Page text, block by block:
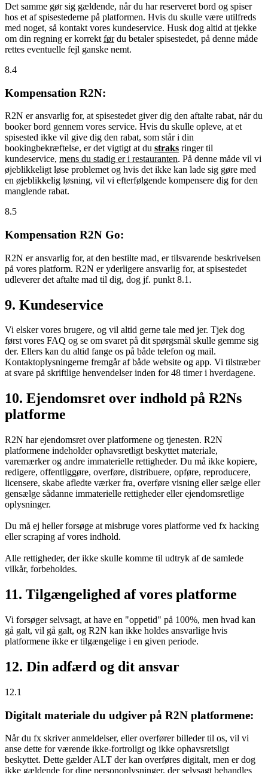
Det samme gør sig gældende, når du har reserveret bord og spiser
hos et af spisestederne på platformen. Hvis du skulle være utilfreds
med noget, så kontakt vores kundeservice. Husk dog altid at tjekke
om din regning er korrekt førdu betaler spisestedet, på denne måde
rettes eventuelle fejl ganske nemt.
8.4
Kompensation R2N:
R2N er ansvarlig for, at spisestedet giver dig den aftalte rabat, når du
booker bord gennem vores service. Hvis du skulle opleve, at et
spisested ikke vil give dig den rabat, som står i din
bookingbekræftelse, er det vigtigt at du straks ringer til
kundeservice, mens du stadig er i restauranten. På denne måde vil vi
øjeblikkeligt løse problemet og hvis det ikke kan lade sig gøre med
en øjeblikkelig løsning, vil vi efterfølgende kompensere dig for den
manglende rabat.
8.5
Kompensation R2N Go:
R2N er ansvarlig for, at den bestilte mad, er tilsvarende beskrivelsen
på vores platform. R2N er yderligere ansvarlig for, at spisestedet
udleverer det aftalte mad til dig, dog jf. punkt 8.1.
9. Kundeservice
Vi elsker vores brugere, og vil altid gerne tale med jer. Tjek dog
først vores FAQ og se om svaret på dit spørgsmål skulle gemme sig
der. Ellers kan du altid fange os på både telefon og mail.
Kontaktoplysningerne fremgår af både website og app. Vi tilstræber
at svare på skriftlige henvendelser inden for 48 timer i hverdagene.
10. Ejendomsret over indhold på R2Ns
platforme
R2N har ejendomsret over platformene og tjenesten. R2N
platformene indeholder ophavsretligt beskyttet materiale,
varemærker og andre immaterielle rettigheder. Du må ikke kopiere,
redigere, offentliggøre, overføre, distribuere, opføre, reproducere,
licensere, skabe afledte værker fra, overføre visning eller sælge eller
gensælge sådanne immaterielle rettigheder eller ejendomsretlige
oplysninger.
Du må ej heller forsøge at misbruge vores platforme ved fx hacking
eller scraping af vores indhold.
Alle rettigheder, der ikke skulle komme til udtryk af de samlede
vilkår, forbeholdes.
11. Tilgængelighed af vores platforme
Vi forsøger selvsagt, at have en "oppetid" på 100%, men hvad kan
gå galt, vil gå galt, og R2N kan ikke holdes ansvarlige hvis
platformene ikke er tilgængelige i en given periode.
12. Din adfærd og dit ansvar
12.1
Digitalt materiale du udgiver på R2N platformene:
Når du fx skriver anmeldelser, eller overfører billeder til os, vil vi
anse dette for værende ikke-fortroligt og ikke ophavsretsligt
beskyttet. Dette gælder ALT der kan overføres digitalt, men er dog
ikke gældende for dine personoplysninger, der selvsagt behandles